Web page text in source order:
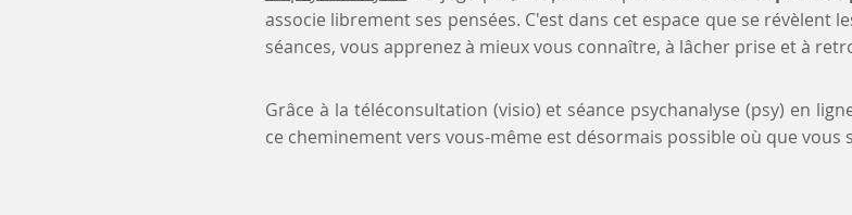
associe librement ses pensées. C'est dans cet espace que se révèlent
séances, vous apprenez à mieux vous connaître, à lâcher prise et à
Grâce à la téléconsultation (visio) et séance psychanalyse (psy) en
ce cheminement vers vous-même est désormais possible où que vous